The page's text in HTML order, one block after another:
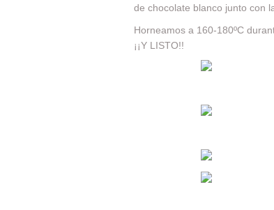
de chocolate blanco junto con
Horneamos a 160-180ºC
¡¡Y LISTO!!